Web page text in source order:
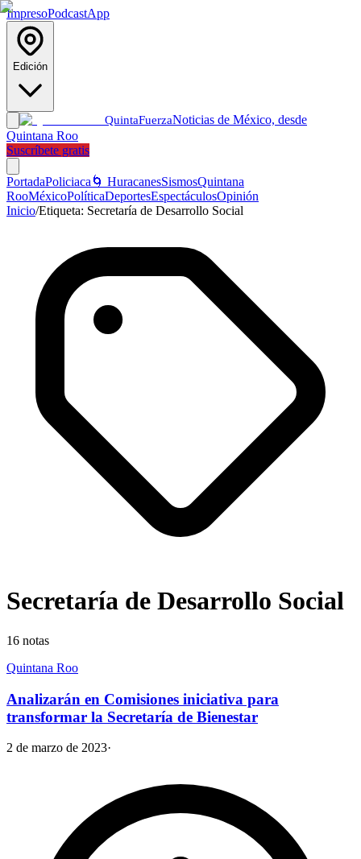
ImpresoPodcastApp
Edición
QuintaFuerzaNoticias de México, desde
Quintana Roo
Suscríbete gratis
PortadaPoliciaca 🌀 HuracanesSismosQuintana
RooMéxicoPolíticaDeportesEspectáculosOpinión
Inicio/Etiqueta: Secretaría de Desarrollo Social
Secretaría de Desarrollo Social
16 notas
Quintana Roo
Analizarán en Comisiones iniciativa para
transformar la Secretaría de Bienestar
2 de marzo de 2023·